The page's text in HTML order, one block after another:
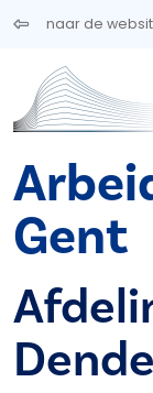
Overslaan en
naar de
Gent